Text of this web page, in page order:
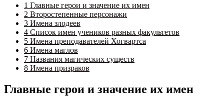
1 Главные герои и значение их имен
2 Второстепенные персонажи
3 Имена злодеев
4 Список имен учеников разных факультетов
5 Имена преподавателей Хогвартса
6 Имена маглов
7 Названия магических существ
8 Имена призраков
Главные герои и значение их имен